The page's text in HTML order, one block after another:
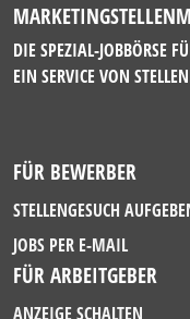
DIE SPEZIAL-JOBBÖRSE
EIN SERVICE VON
FÜR BEWERBER
STELLENGESUCH
JOBS PER E-MAIL
FÜR ARBEITGEBER
ANZEIGE SCHALTEN